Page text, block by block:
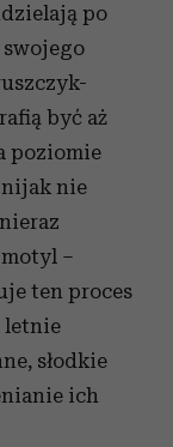
po
być aż
poziomie
nie
–
ten proces
letnie
słodkie
ich